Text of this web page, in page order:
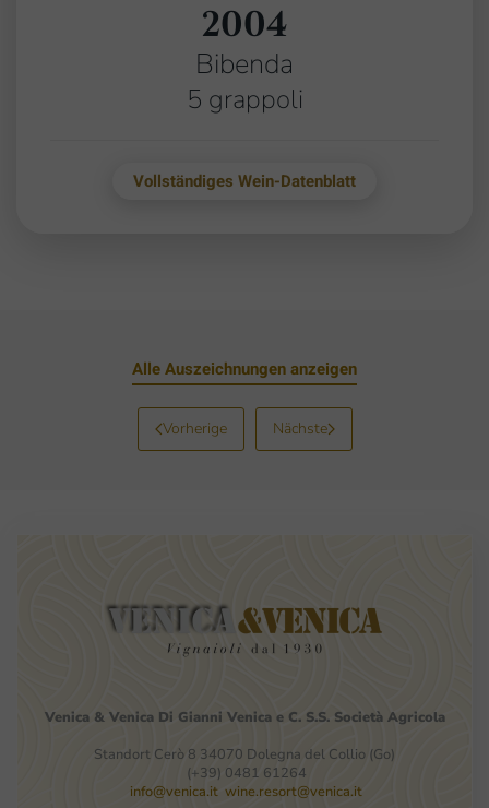
2004
Bibenda
5 grappoli
Vollständiges Wein-Datenblatt
Alle Auszeichnungen anzeigen
Vorherige Nächste
Venica & Venica Di Gianni Venica e C. S.S. Società Agricola
Standort Cerò 8 34070 Dolegna del Collio (Go)
(+39) 0481 61264
info@venica.it wine.resort@venica.it